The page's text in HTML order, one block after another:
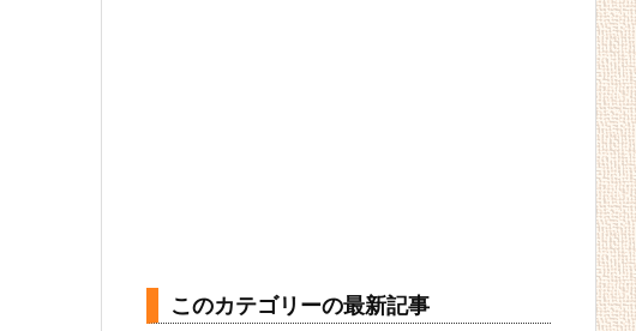
このカテゴリーの最新記事